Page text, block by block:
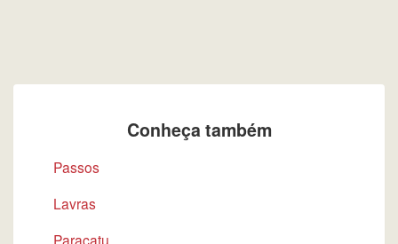
Conheça também
Passos
Lavras
Paracatu